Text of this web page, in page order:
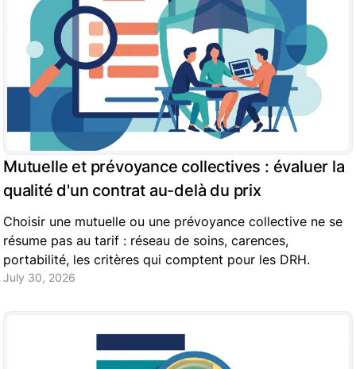
Mutuelle et prévoyance collectives : évaluer la
qualité d'un contrat au-delà du prix
Choisir une mutuelle ou une prévoyance collective ne se
résume pas au tarif : réseau de soins, carences,
portabilité, les critères qui comptent pour les DRH.
July 30, 2026